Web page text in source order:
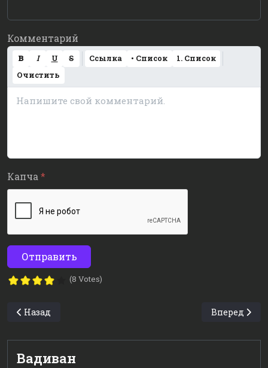
Комментарий
B I U S Ссылка • Список
1. Список
Очистить
Капча *
Отправить
(8 Votes)
Предыдущий: Как посмотреть аппаратную часть
Назад Следующий:
Вперед
Вадиван